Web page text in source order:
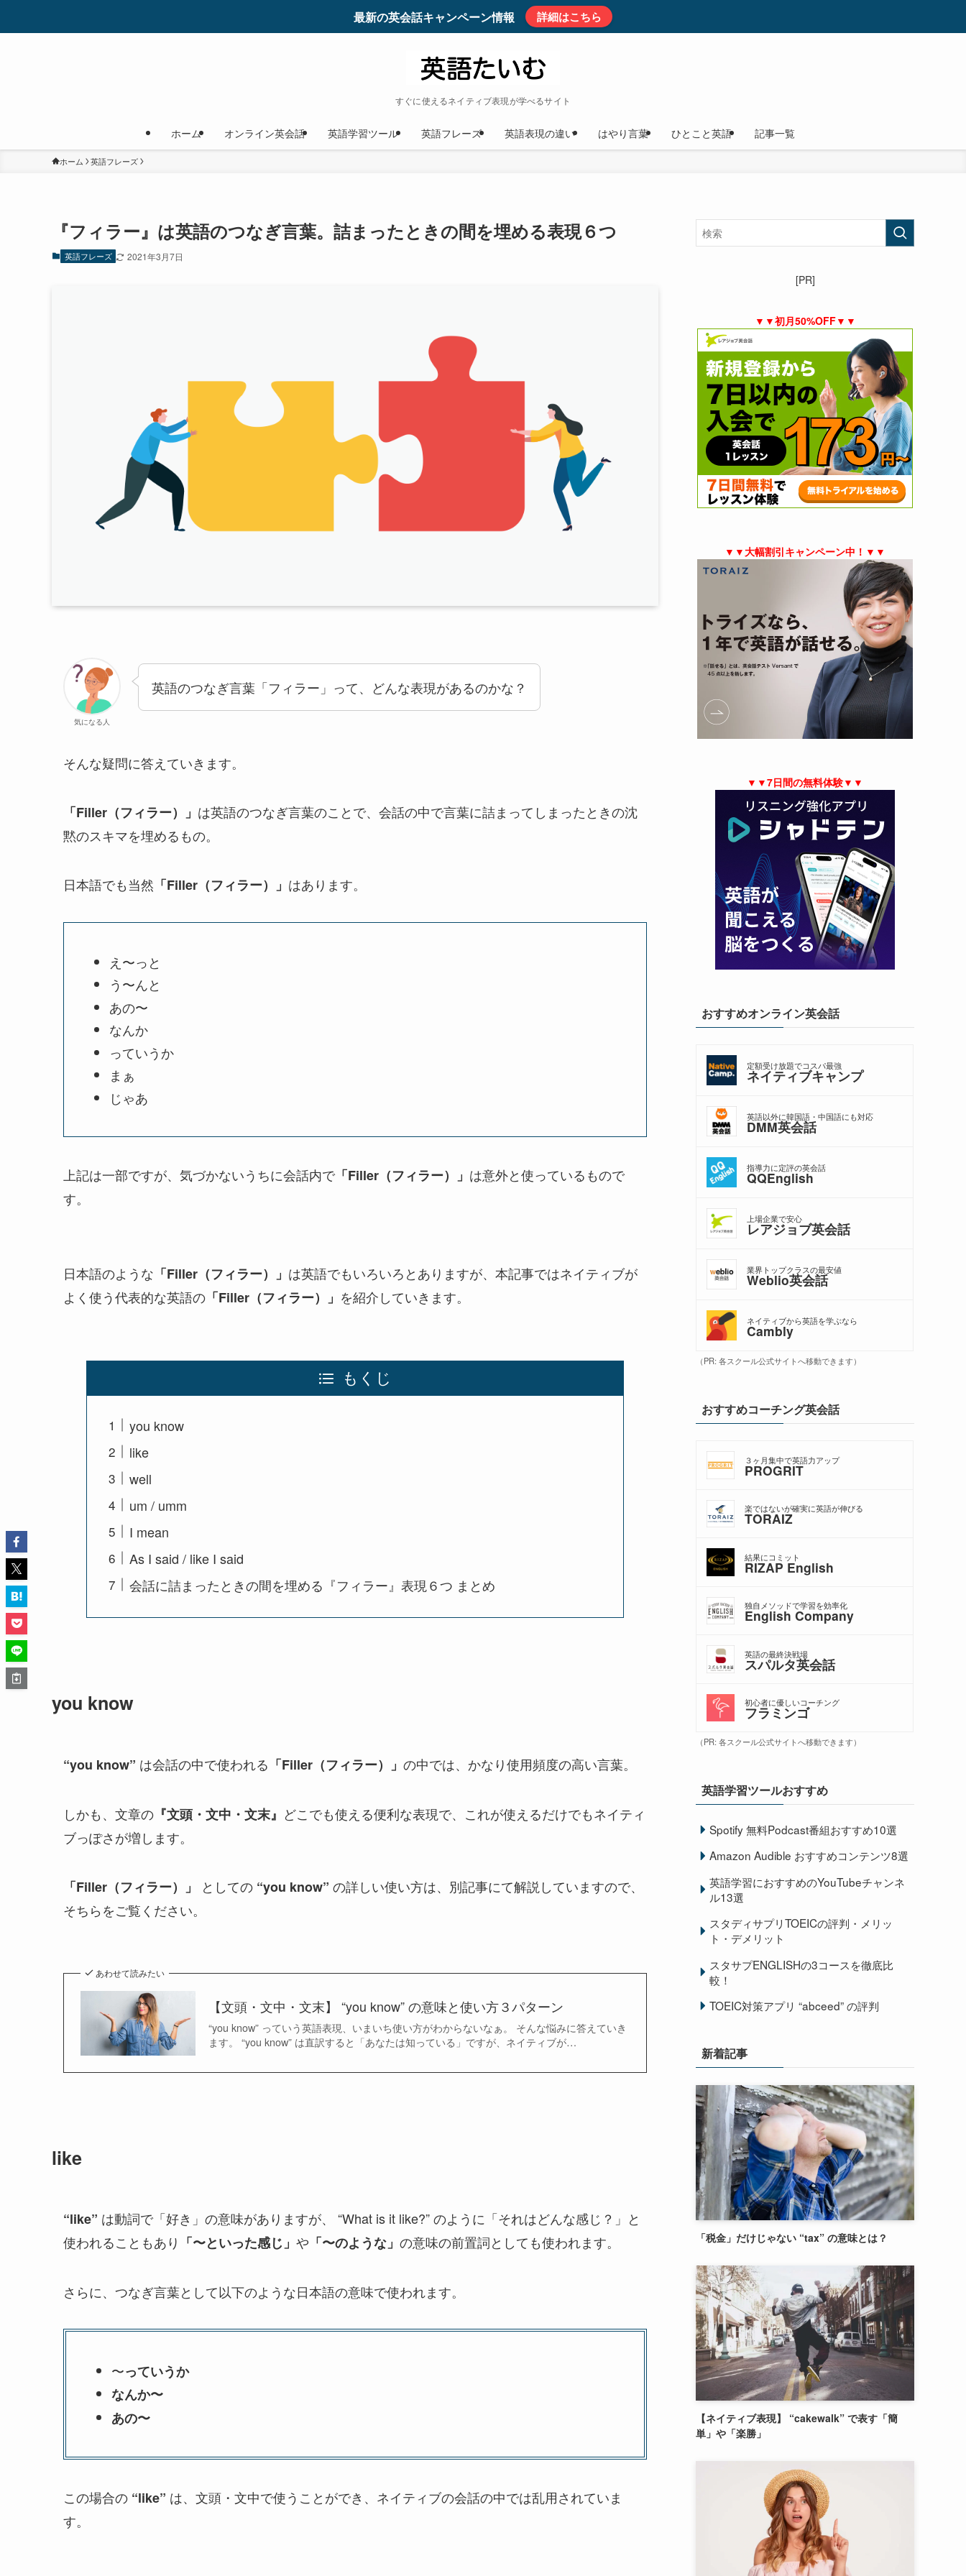
最新の英会話キャンペーン情報 詳細はこちら
すぐに使えるネイティブ表現が学べるサイト
ホーム オンライン英会話 英語学習ツール 英語フレーズ 英語表現の違い はやり言葉 ひとこと英語 記事一覧
ホーム 英語フレーズ
『フィラー』は英語のつなぎ言葉。詰まったときの間を埋める表現６つ
英語フレーズ 2021年3月7日
気になる人
英語のつなぎ言葉「フィラー」って、どんな表現があるのかな？
そんな疑問に答えていきます。
「Filler（フィラー） 」 は英語のつなぎ言葉のことで、会話の中で言葉に詰まってしまったときの沈
黙のスキマを埋めるもの。
日本語でも当然 「Filler（フィラー） 」 はあります。
え〜っと
う〜んと
あの〜
なんか
っていうか
まぁ
じゃあ
上記は一部ですが、気づかないうちに会話内で「Filler（フィラー） 」 は意外と使っているもので
す。
日本語のような 「Filler（フィラー） 」 は英語でもいろいろとありますが、本記事ではネイティブが
よく使う代表的な英語の 「Filler（フィラー） 」 を紹介していきます。
もくじ
you know
like
well
um / umm
I mean
As I said / like I said
会話に詰まったときの間を埋める『フィラー』表現６つ まとめ
you know
“you know” は会話の中で使われる 「Filler（フィラー） 」 の中では、かなり使用頻度の高い言葉。
しかも、文章の 『文頭・文中・文末』 どこでも使える便利な表現で、これが使えるだけでもネイティ
ブっぽさが増します。
「Filler（フィラー） 」 としての “you know” の詳しい使い方は、別記事にて解説していますので、
そちらをご覧ください。
あわせて読みたい
【文頭・文中・文末】 “you know” の意味と使い方３パターン
“you know” っていう英語表現、いまいち使い方がわからないなぁ。 そんな悩みに答えていき
ます。 “you know” は直訳すると「あなたは知っている」ですが、ネイティブが…
like
“like” は動詞で「好き」の意味がありますが、 “What is it like?” のように「それはどんな感じ？」と
使われることもあり 「〜といった感じ」 や 「〜のような」 の意味の前置詞としても使われます。
さらに、つなぎ言葉として以下のような日本語の意味で使われます。
〜っていうか
なんか〜
あの〜
この場合の “like” は、文頭・文中で使うことができ、ネイティブの会話の中では乱用されていま
す。
[PR]
▼▼初月50%OFF▼▼
▼▼大幅割引キャンペーン中！▼▼
▼▼7日間の無料体験▼▼
おすすめオンライン英会話
定額受け放題でコスパ最強
ネイティブキャンプ
英語以外に韓国語・中国語にも対応
DMM英会話
指導力に定評の英会話
QQEnglish
上場企業で安心
レアジョブ英会話
業界トップクラスの最安値
Weblio英会話
ネイティブから英語を学ぶなら
Cambly
（PR: 各スクール公式サイトへ移動できます）
おすすめコーチング英会話
３ヶ月集中で英語力アップ
PROGRIT
楽ではないが確実に英語が伸びる
TORAIZ
結果にコミット
RIZAP English
独自メソッドで学習を効率化
English Company
英語の最終決戦場
スパルタ英会話
初心者に優しいコーチング
フラミンゴ
（PR: 各スクール公式サイトへ移動できます）
英語学習ツールおすすめ
Spotify 無料Podcast番組おすすめ10選
Amazon Audible おすすめコンテンツ8選
英語学習におすすめのYouTubeチャンネ
ル13選
スタディサプリTOEICの評判・メリッ
ト・デメリット
スタサプENGLISHの3コースを徹底比
較！
TOEIC対策アプリ “abceed” の評判
新着記事
「税金」だけじゃない “tax” の意味とは？
【ネイティブ表現】 “cakewalk” で表す「簡
単」や「楽勝」